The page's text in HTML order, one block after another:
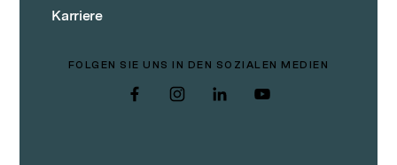
Karriere
FOLGEN SIE UNS IN DEN SOZIALEN MEDIEN
FacebookInstagramLinkedInYouTube